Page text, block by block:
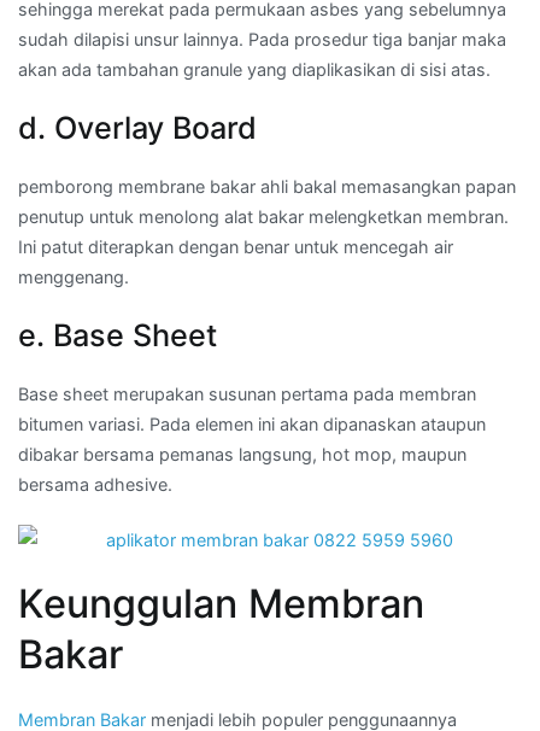
sehingga merekat pada permukaan asbes yang sebelumnya
sudah dilapisi unsur lainnya. Pada prosedur tiga banjar maka
akan ada tambahan granule yang diaplikasikan di sisi atas.
d. Overlay Board
pemborong membrane bakar ahli bakal memasangkan papan
penutup untuk menolong alat bakar melengketkan membran.
Ini patut diterapkan dengan benar untuk mencegah air
menggenang.
e. Base Sheet
Base sheet merupakan susunan pertama pada membran
bitumen variasi. Pada elemen ini akan dipanaskan ataupun
dibakar bersama pemanas langsung, hot mop, maupun
bersama adhesive.
Keunggulan Membran
Bakar
Membran Bakar menjadi lebih populer penggunaannya